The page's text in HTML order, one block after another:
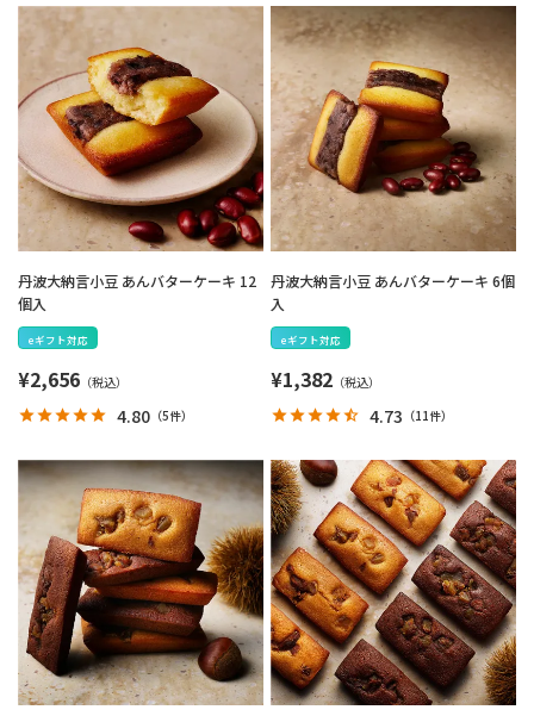
丹波大納言小豆 あんバターケーキ 12
個入
eギフト対応
¥2,656
4.80 （5件）
丹波大納言小豆 あんバターケーキ 6個
入
eギフト対応
¥1,382
4.73 （11件）